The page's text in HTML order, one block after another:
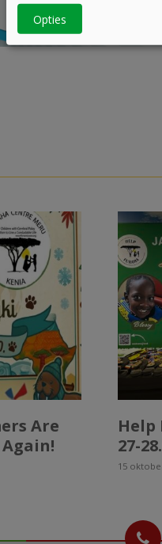
Are
Help
27-
15
Opties